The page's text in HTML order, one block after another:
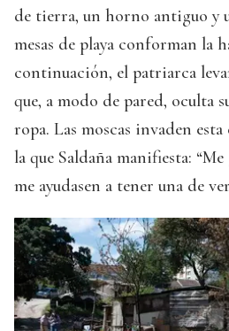
de tierra, un horno antiguo y
mesas de playa conforman la
continuación, el patriarca
que, a modo de pared, oculta
ropa. Las moscas invaden
la que Saldaña manifiesta:
me ayudasen a tener una de